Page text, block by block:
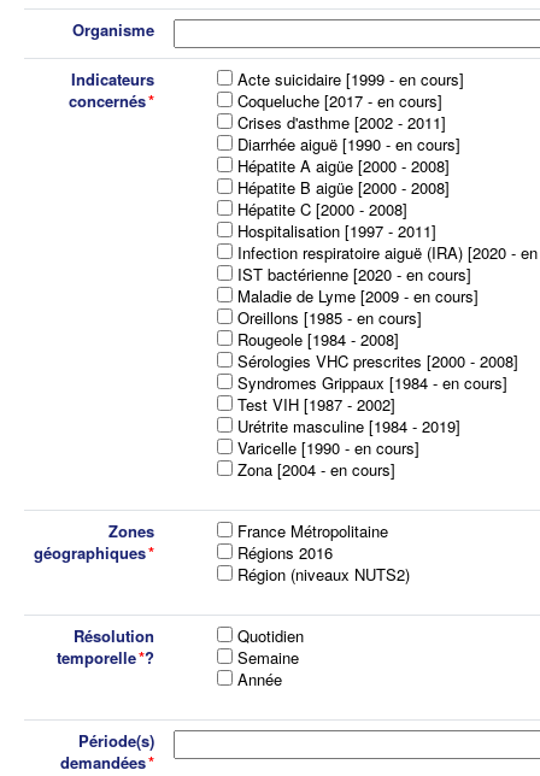
Organisme
Indicateurs
concernés
Acte suicidaire [1999 - en cours]
Coqueluche [2017 - en cours]
Crises d'asthme [2002 - 2011]
Diarrhée aiguë [1990 - en cours]
Hépatite A aigüe [2000 - 2008]
Hépatite B aigüe [2000 - 2008]
Hépatite C [2000 - 2008]
Hospitalisation [1997 - 2011]
Infection respiratoire aiguë (IRA) [2020 -
IST bactérienne [2020 - en cours]
Maladie de Lyme [2009 - en cours]
Oreillons [1985 - en cours]
Rougeole [1984 - 2008]
Sérologies VHC prescrites [2000 - 2008]
Syndromes Grippaux [1984 - en cours]
Test VIH [1987 - 2002]
Urétrite masculine [1984 - 2019]
Varicelle [1990 - en cours]
Zona [2004 - en cours]
Zones
géographiques
France Métropolitaine
Régions 2016
Région (niveaux NUTS2)
Résolution
temporelle ?
Quotidien
Semaine
Année
Période(s)
demandées